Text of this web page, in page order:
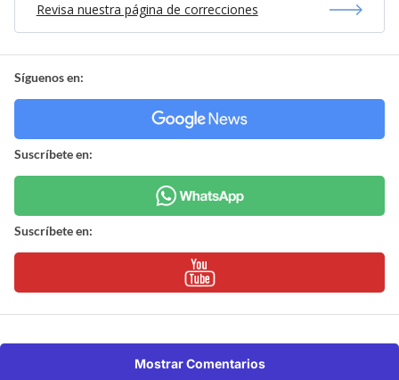
Revisa nuestra página de correcciones
Síguenos en:
Suscríbete en:
Suscríbete en:
Mostrar Comentarios